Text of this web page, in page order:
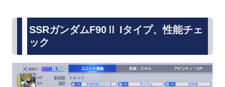
SSRガンダムF90Ⅱ Iタイプ、性能チェ
ック